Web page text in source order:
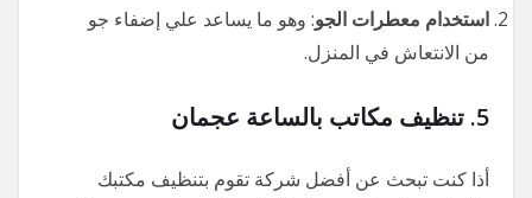
استخدام معطرات الجو: وهو ما يساعد علي إضفاء جو
من الانتعاش في المنزل.
5. تنظيف مكاتب بالساعة عجمان
أذا كنت تبحث عن أفضل شركة تقوم بتنظيف مكتبك